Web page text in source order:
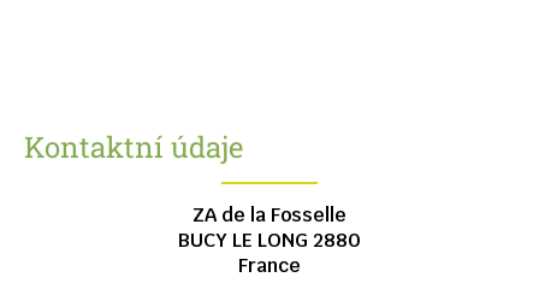
Kontaktní údaje
ZA de la Fosselle
BUCY LE LONG 2880
France